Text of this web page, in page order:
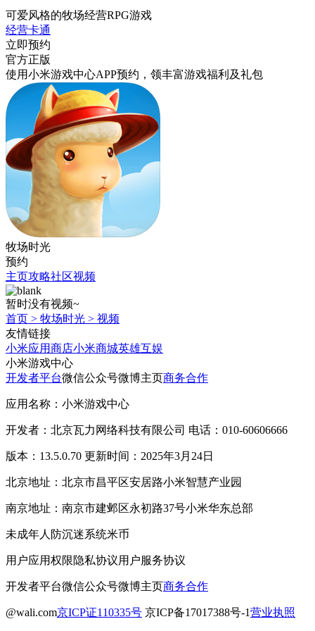
可爱风格的牧场经营RPG游戏
经营卡通
立即预约
官方正版
使用小米游戏中心APP预约 ，领丰富游戏福利 及礼包
牧场时光
预约
主页攻略社区视频
暂时没有视频~
首页 > 牧场时光 > 视频
友情链接
小米应用商店小米商城英雄互娱
小米游戏中心
开发者平台微信公众号微博主页商务合作
应用名称：小米游戏中心
开发者：北京瓦力网络科技有限公司 电话：010-60606666
版本：13.5.0.70 更新时间：2025年3月24日
北京地址：北京市昌平区安居路小米智慧产业园
南京地址：南京市建邺区永初路37号小米华东总部
未成年人防沉迷系统米币
用户应用权限隐私协议用户服务协议
开发者平台微信公众号微博主页商务合作
@wali.com京ICP证110335号 京ICP备17017388号-1营业执照